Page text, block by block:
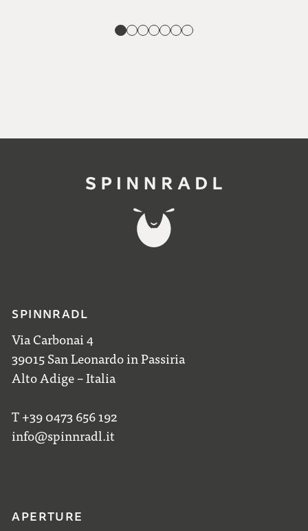
SPINNRADL
Via Carbonai 4
39015 San Leonardo in Passiria
Alto Adige – Italia
T +39 0473 656 192
info@spinnradl.it
APERTURE